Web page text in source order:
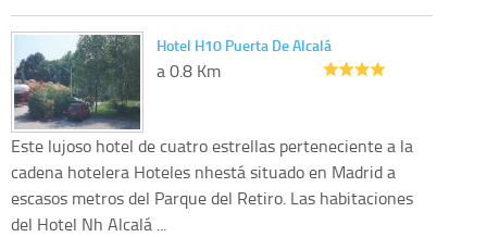
Hotel H10 Puerta De Alcalá
a 0.8 Km
Este lujoso hotel de cuatro estrellas perteneciente a la
cadena hotelera Hoteles nhestá situado en Madrid a
escasos metros del Parque del Retiro. Las habitaciones
del Hotel Nh Alcalá ...